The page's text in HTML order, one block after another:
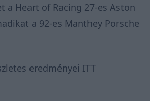
a Heart of Racing 27-es Aston
a 92-es Manthey Porsche
eredményei ITT